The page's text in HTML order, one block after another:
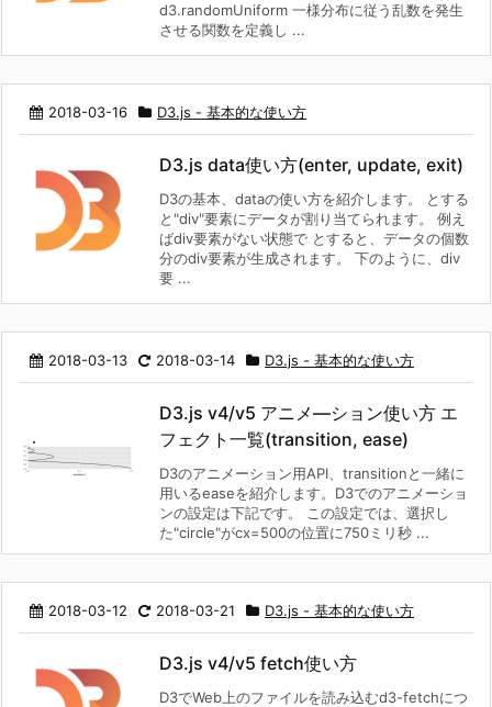
d3.randomUniform 一様分布に従う乱数を発生
させる関数を定義し ...
2018-03-16 D3.js - 基本的な使い方
D3.js data使い方(enter, update, exit)
D3の基本、dataの使い方を紹介します。 とする
と"div"要素にデータが割り当てられます。 例え
ばdiv要素がない状態で とすると、データの個数
分のdiv要素が生成されます。 下のように、div
要 ...
2018-03-13 2018-03-14 D3.js - 基本的な使い方
D3.js v4/v5 アニメ―ション使い方 エ
フェクト一覧(transition, ease)
D3のアニメーション用API、transitionと一緒に
用いるeaseを紹介します。D3でのアニメーショ
ンの設定は下記です。 この設定では、選択し
た"circle"がcx=500の位置に750ミリ秒 ...
2018-03-12 2018-03-21 D3.js - 基本的な使い方
D3.js v4/v5 fetch使い方
D3でWeb上のファイルを読み込むd3-fetchにつ